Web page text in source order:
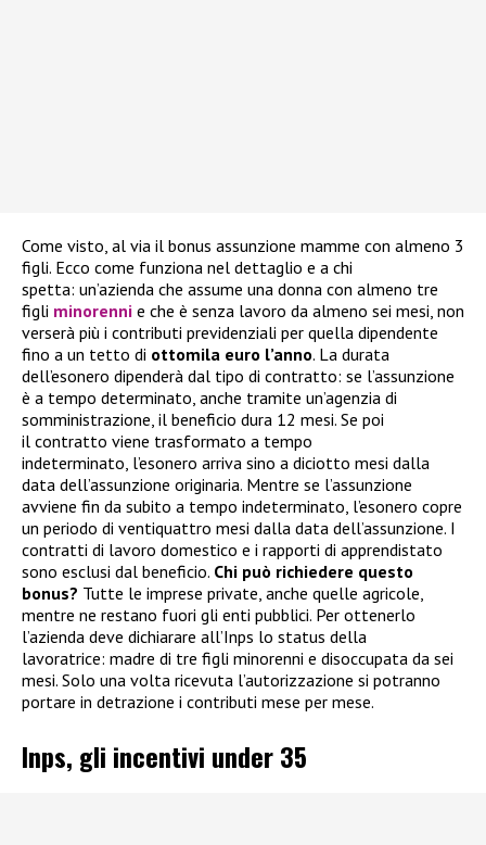
Come visto, al via il bonus assunzione mamme con almeno 3
figli. Ecco come funziona nel dettaglio e a chi
spetta: un’azienda che assume una donna con almeno tre
figli minorenni e che è senza lavoro da almeno sei mesi, non
verserà più i contributi previdenziali per quella dipendente
fino a un tetto di ottomila euro l’anno. La durata
dell’esonero dipenderà dal tipo di contratto: se l’assunzione
è a tempo determinato, anche tramite un’agenzia di
somministrazione, il beneficio dura 12 mesi. Se poi
il contratto viene trasformato a tempo
indeterminato, l’esonero arriva sino a diciotto mesi dalla
data dell’assunzione originaria. Mentre se l’assunzione
avviene fin da subito a tempo indeterminato, l’esonero copre
un periodo di ventiquattro mesi dalla data dell’assunzione. I
contratti di lavoro domestico e i rapporti di apprendistato
sono esclusi dal beneficio. Chi può richiedere questo
bonus? Tutte le imprese private, anche quelle agricole,
mentre ne restano fuori gli enti pubblici. Per ottenerlo
l’azienda deve dichiarare all’Inps lo status della
lavoratrice: madre di tre figli minorenni e disoccupata da sei
mesi. Solo una volta ricevuta l’autorizzazione si potranno
portare in detrazione i contributi mese per mese.
Inps, gli incentivi under 35